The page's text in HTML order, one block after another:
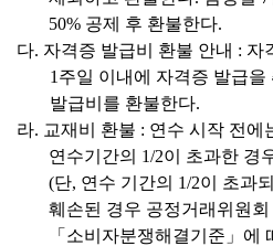
50% 공제 후 환불한다.
다. 자격증 발급비 환불 안내 : 자
1 주일 이내에 자격증 발급
발급비를 환불한다.
라. 교재비 환불 : 연수 시작 전에
연수기간의 1/2이 초과한 경
(단, 연수 기간의 1/2이 초과
훼손된 경우 공정거래위원회
「 소비자분쟁해결기준 」 에